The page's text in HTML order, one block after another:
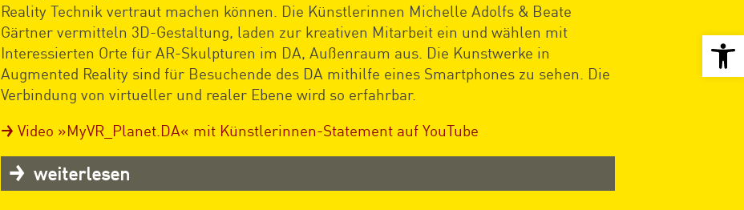
Reality Technik vertraut machen können. Die Künstlerinnen Michelle Adolfs & Beate
Gärtner vermitteln 3D-Gestaltung, laden zur kreativen Mitarbeit ein und wählen mit
Interessierten Orte für AR-Skulpturen im DA, Außenraum aus. Die Kunstwerke in
Augmented Reality sind für Besuchende des DA mithilfe eines Smartphones zu sehen. Die
Verbindung von virtueller und realer Ebene wird so erfahrbar.
Video »MyVR_Planet.DA« mit Künstlerinnen-Statement auf YouTube
weiterlesen